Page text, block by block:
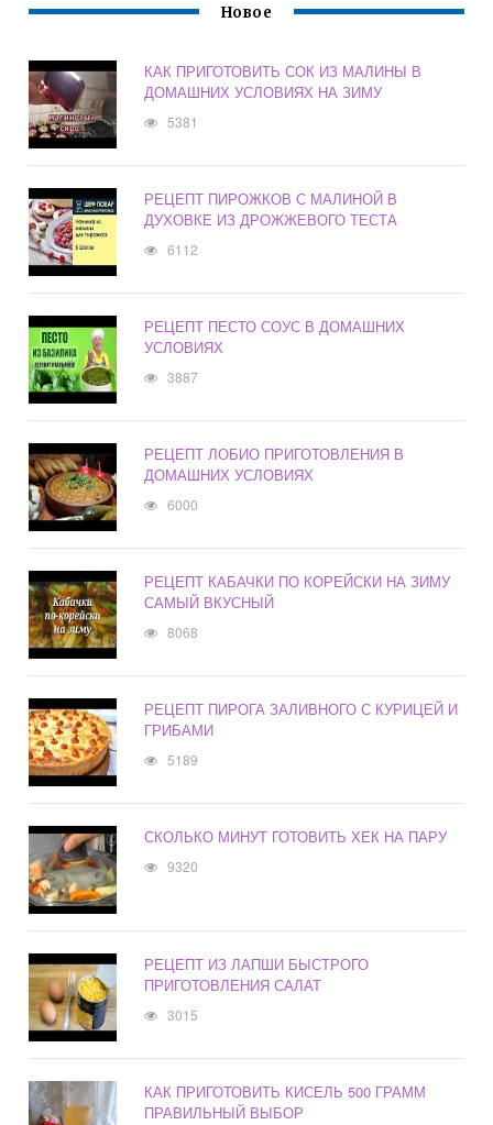
Новое
КАК ПРИГОТОВИТЬ СОК ИЗ МАЛИНЫ В
ДОМАШНИХ УСЛОВИЯХ НА ЗИМУ
5381
РЕЦЕПТ ПИРОЖКОВ С МАЛИНОЙ В
ДУХОВКЕ ИЗ ДРОЖЖЕВОГО ТЕСТА
6112
РЕЦЕПТ ПЕСТО СОУС В ДОМАШНИХ
УСЛОВИЯХ
3887
РЕЦЕПТ ЛОБИО ПРИГОТОВЛЕНИЯ В
ДОМАШНИХ УСЛОВИЯХ
6000
РЕЦЕПТ КАБАЧКИ ПО КОРЕЙСКИ НА ЗИМУ
САМЫЙ ВКУСНЫЙ
8068
РЕЦЕПТ ПИРОГА ЗАЛИВНОГО С КУРИЦЕЙ И
ГРИБАМИ
5189
СКОЛЬКО МИНУТ ГОТОВИТЬ ХЕК НА ПАРУ
9320
РЕЦЕПТ ИЗ ЛАПШИ БЫСТРОГО
ПРИГОТОВЛЕНИЯ САЛАТ
3015
КАК ПРИГОТОВИТЬ КИСЕЛЬ 500 ГРАММ
ПРАВИЛЬНЫЙ ВЫБОР